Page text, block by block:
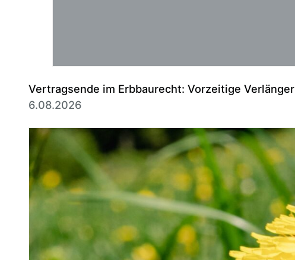
Vertragsende im Erbbaurecht: Vorzeitige
6.08.2026